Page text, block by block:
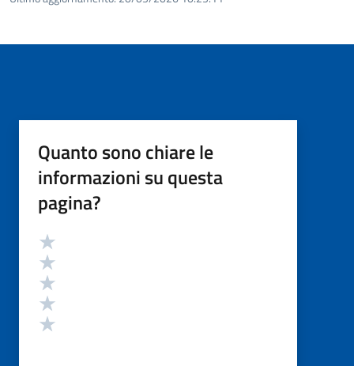
Quanto sono chiare le
informazioni su questa
pagina?
Valutazione